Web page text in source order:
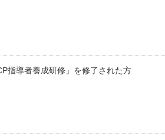
指導者養成研修」を修了された方